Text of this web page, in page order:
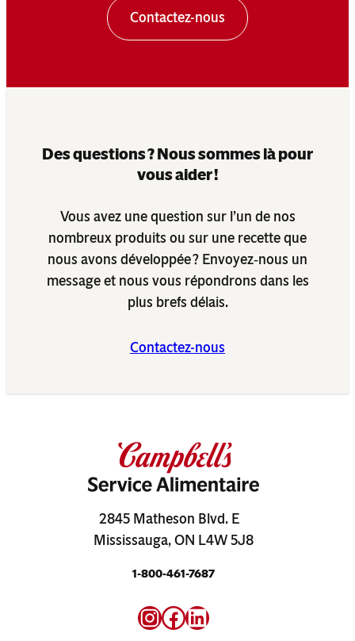
Contactez-nous
2845 Matheson Blvd. E
Mississauga, ON L4W 5J8
1-800-461-7687
Instagram
Facebook
LinkedIn
Des questions ? Nous sommes là pour
vous aider !
Vous avez une question sur l’un de nos
nombreux produits ou sur une recette que
nous avons développée ? Envoyez‑nous un
message et nous vous répondrons dans les
plus brefs délais.
Contactez-nous